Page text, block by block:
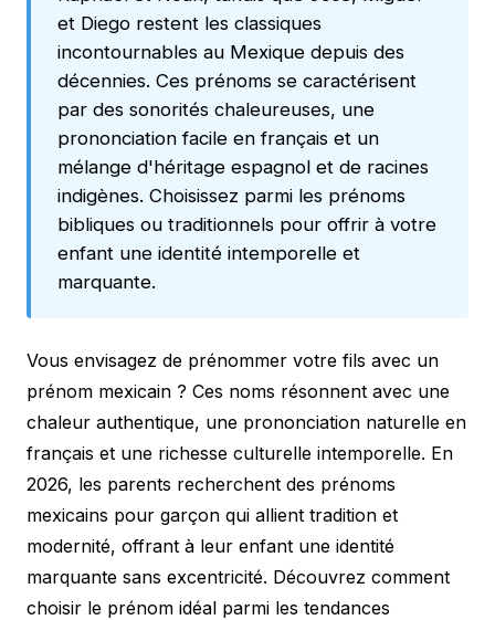
et Diego restent les classiques
incontournables au Mexique depuis des
décennies. Ces prénoms se caractérisent
par des sonorités chaleureuses, une
prononciation facile en français et un
mélange d'héritage espagnol et de racines
indigènes. Choisissez parmi les prénoms
bibliques ou traditionnels pour offrir à votre
enfant une identité intemporelle et
marquante.
Vous envisagez de prénommer votre fils avec un
prénom mexicain ? Ces noms résonnent avec une
chaleur authentique, une prononciation naturelle en
français et une richesse culturelle intemporelle. En
2026, les parents recherchent des prénoms
mexicains pour garçon qui allient tradition et
modernité, offrant à leur enfant une identité
marquante sans excentricité. Découvrez comment
choisir le prénom idéal parmi les tendances